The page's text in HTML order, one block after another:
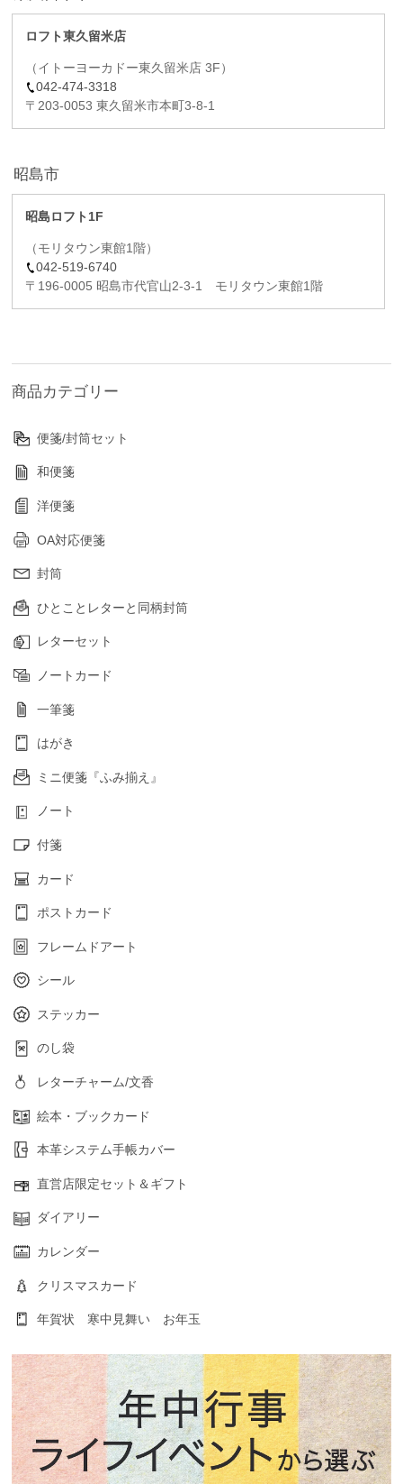
ロフト東久留米店
（イトーヨーカドー東久留米店 3F）
042-474-3318
〒203-0053 東久留米市本町3-8-1
昭島市
昭島ロフト1F
（モリタウン東館1階）
042-519-6740
〒196-0005 昭島市代官山2-3-1 モリタウン東館1階
商品カテゴリー
便箋/封筒セット
和便箋
洋便箋
OA対応便箋
封筒
ひとことレターと同柄封筒
レターセット
ノートカード
一筆箋
はがき
ミニ便箋『ふみ揃え』
ノート
付箋
カード
ポストカード
フレームドアート
シール
ステッカー
のし袋
レターチャーム/文香
絵本・ブックカード
本革システム手帳カバー
直営店限定セット＆ギフト
ダイアリー
カレンダー
クリスマスカード
年賀状 寒中見舞い お年玉